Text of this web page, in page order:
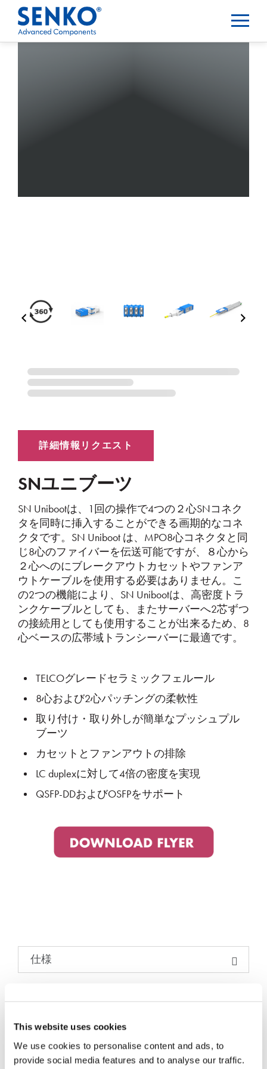
This website uses cookies
We use cookies to personalise content and ads, to
provide social media features and to analyse our traffic.
SNユニブーツ
SN Unibootは、1回の操作で4つの２心SNコネク
タを同時に挿入することができる画期的なコネ
クタです。SN Uniboot は、MPO8心コネクタと同
じ8心のファイバーを伝送可能ですが、８心から
２心へのにブレークアウトカセットやファンア
ウトケーブルを使用する必要はありません。こ
の2つの機能により、SN Unibootは、高密度トラ
ンクケーブルとしても、またサーバーへ2芯ずつ
の接続用としても使用することが出来るため、8
心ベースの広帯域トランシーバーに最適です。
TELCOグレードセラミックフェルール
8心および2心パッチングの柔軟性
取り付け・取り外しが簡単なプッシュプル
ブーツ
カセットとファンアウトの排除
LC duplexに対して4倍の密度を実現
QSFP-DDおよびOSFPをサポート
仕様
シングルモード
ード